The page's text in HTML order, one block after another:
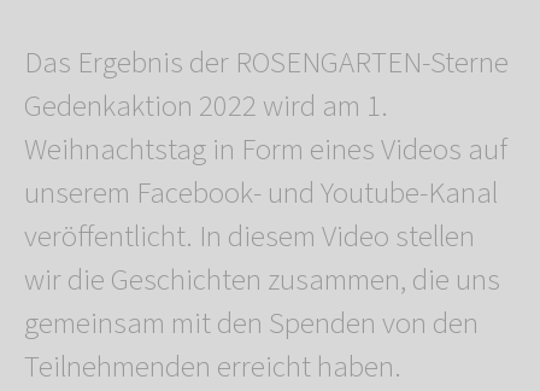
Das Ergebnis der ROSENGARTEN-Sterne
Gedenkaktion 2022 wird am 1.
Weihnachtstag in Form eines Videos auf
unserem Facebook- und Youtube-Kanal
veröffentlicht. In diesem Video stellen
wir die Geschichten zusammen, die uns
gemeinsam mit den Spenden von den
Teilnehmenden erreicht haben.